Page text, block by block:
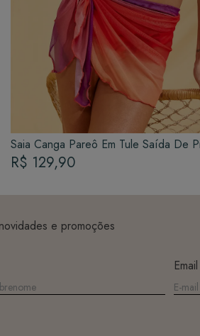
Saia Canga Pareô Em Tule Saída De
R$ 129,90
e promoções
Email